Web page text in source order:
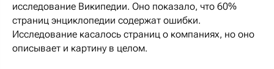
исследование Википедии. Оно показало, что 60%
страниц энциклопедии содержат ошибки.
Исследование касалось страниц о компаниях, но оно
описывает и картину в целом.